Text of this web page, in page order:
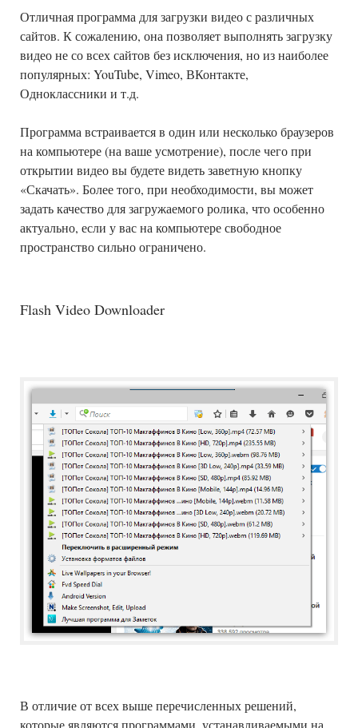
Отличная программа для загрузки видео с различных
сайтов. К сожалению, она позволяет выполнять загрузку
видео не со всех сайтов без исключения, но из наиболее
популярных: YouTube, Vimeo, ВКонтакте,
Одноклассники и т.д.
Программа встраивается в один или несколько браузеров
на компьютере (на ваше усмотрение), после чего при
открытии видео вы будете видеть заветную кнопку
«Скачать». Более того, при необходимости, вы может
задать качество для загружаемого ролика, что особенно
актуально, если у вас на компьютере свободное
пространство сильно ограничено.
Flash Video Downloader
В отличие от всех выше перечисленных решений,
которые являются программами, устанавливаемыми на